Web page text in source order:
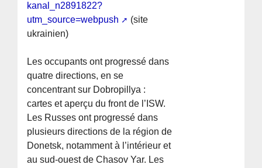
kanal_n2891822?
utm_source=webpush
(site
ukrainien)
Les occupants ont progressé dans
quatre directions, en se
concentrant sur Dobropillya :
cartes et aperçu du front de l’ISW.
Les Russes ont progressé dans
plusieurs directions de la région de
Donetsk, notamment à l’intérieur et
au sud-ouest de Chasov Yar. Les